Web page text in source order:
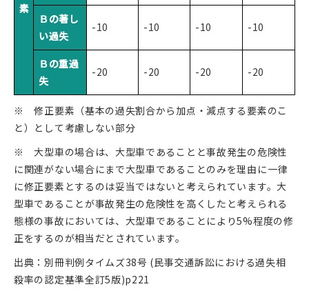
素
Ｂの著し
い過失
-10 -10 -10 -10
Ｂの重過
失
-20 -20 -20 -20
※ 修正要素（基本の過失割合から加点・減点する要素のこ
と）として考慮しない部分
※ 大型車の場合は、大型車であることと事故発生の危険性
に関連がない場合にまで大型車であることのみを理由に一律
に修正要素とするのは妥当ではないと考えられています。大
型車であることが事故発生の危険性を高くしたと考えられる
態様の事故においては、大型車であることにより5%程度の修
正をするのが相当だとされています。
出典：別冊判例タイムズ38号 (民事交通訴訟における過失相
殺率の認定基準全訂5版)p221